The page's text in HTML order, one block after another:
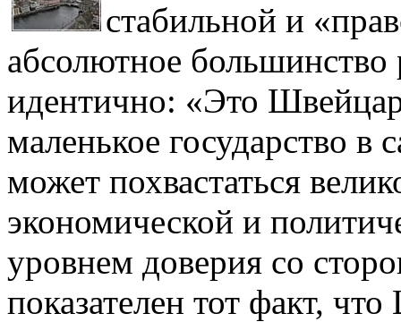
стабильной и
абсолютное большинство
идентично: «Это
маленькое государство в
может похвастаться
экономической и
уровнем доверия со
показателен тот факт,